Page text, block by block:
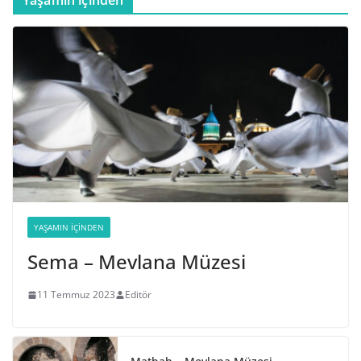
YAŞAMIN İÇINDEN
Sema – Mevlana Müzesi
11 Temmuz 2023 Editör